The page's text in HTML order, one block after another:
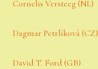
Cornelis Versteeg (NL)
Dagmar Petrlíková (CZ)
David T. Ford (GB)